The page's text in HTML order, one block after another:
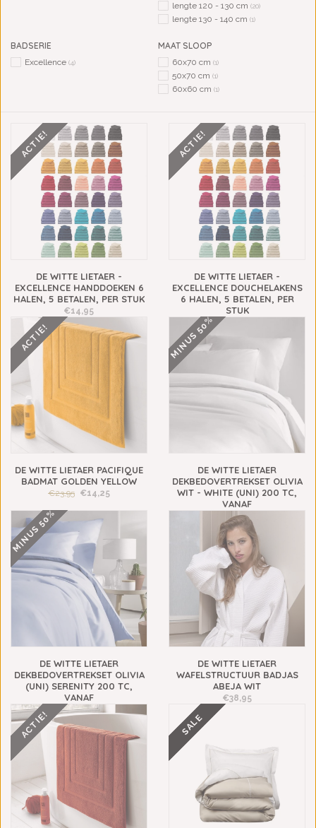
lengte 120 - 130 cm (20)
lengte 130 - 140 cm (1)
BADSERIE
Excellence (4)
MAAT SLOOP
60x70 cm (1)
50x70 cm (1)
60x60 cm (1)
ACTIE!
DE WITTE LIETAER -
EXCELLENCE HANDDOEKEN 6
HALEN, 5 BETALEN, PER STUK
€14,95
ACTIE!
DE WITTE LIETAER -
EXCELLENCE DOUCHELAKENS
6 HALEN, 5 BETALEN, PER
STUK
€29,95
ACTIE!
DE WITTE LIETAER PACIFIQUE
BADMAT GOLDEN YELLOW
€23,95 €14,25
MINUS 50%
DE WITTE LIETAER
DEKBEDOVERTREKSET OLIVIA
WIT - WHITE (UNI) 200 TC,
VANAF
€79,95 €39,00
MINUS 50%
DE WITTE LIETAER
DEKBEDOVERTREKSET OLIVIA
(UNI) SERENITY 200 TC,
VANAF
€79,95 €39,98
DE WITTE LIETAER
WAFELSTRUCTUUR BADJAS
ABEJA WIT
€38,95
ACTIE! SALE